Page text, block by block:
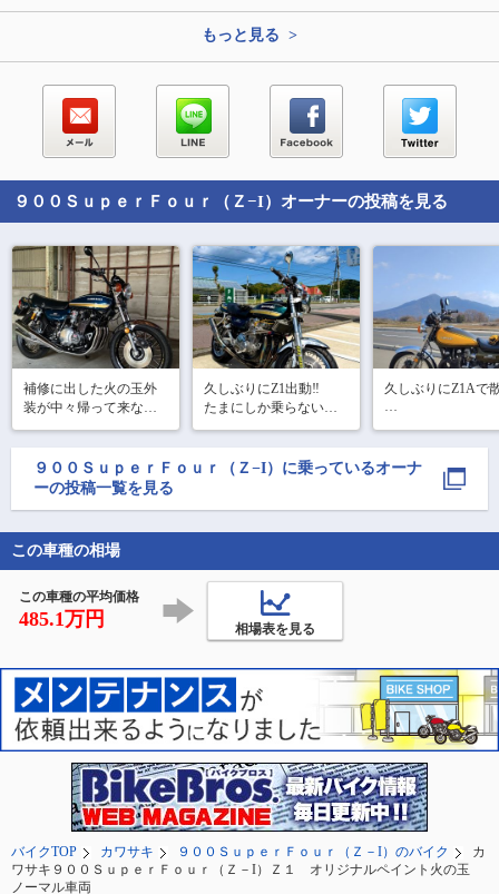
もっと見る >
９００ＳｕｐｅｒＦｏｕｒ（Ｚ−I） オーナーの投稿を見る
補修に出した火の玉外
装が中々帰って来ない
ので前回の2Fタイガー
カラーに続いて、次は
2S玉虫カラーに載せ替
えてます😘
久しぶりにZ1出動‼︎
たまにしか乗らないの
に調子がイイ👍
久しぶりにZ1Aで
で。
ろ修理して大変で
９００ＳｕｐｅｒＦｏｕｒ（Ｚ−I） に乗っているオーナ
ーの投稿一覧を見る
この車種の相場
この車種の平均価格
485.1万円 相場表を見る
バイクTOP カワサキ ９００ＳｕｐｅｒＦｏｕｒ（Ｚ－I）のバイク
カ
ワサキ９００ＳｕｐｅｒＦｏｕｒ（Ｚ－I）Ｚ１ オリジナルペイント火の玉
ノーマル車両